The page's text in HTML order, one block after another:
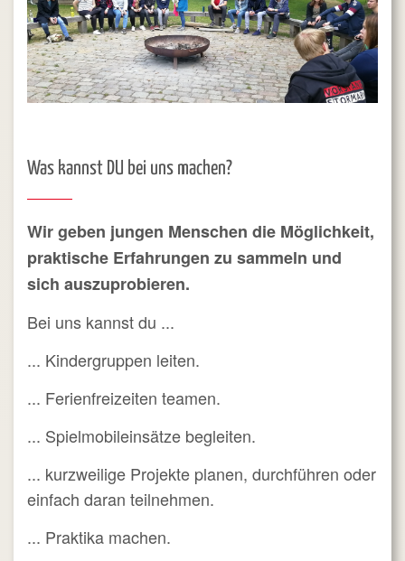
Was kannst DU bei uns machen?
Wir geben jungen Menschen die Möglichkeit,
praktische Erfahrungen zu sammeln und
sich auszuprobieren.
Bei uns kannst du ...
... Kindergruppen leiten.
... Ferienfreizeiten teamen.
... Spielmobileinsätze begleiten.
... kurzweilige Projekte planen, durchführen oder
einfach daran teilnehmen.
... Praktika machen.